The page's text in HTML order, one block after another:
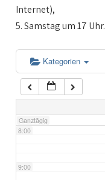
Internet),
5. Samstag um 17 Uhr.
Kategorien
Ganztägig
5:00
6:00
7:00
8:00
9:00